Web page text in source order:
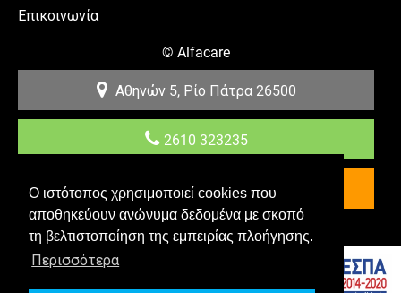
Ο ιστότοπος χρησιμοποιεί cookies που
αποθηκεύουν ανώνυμα δεδομένα με σκοπό
τη βελτιστοποίηση της εμπειρίας πλοήγησης.
Περισσότερα
Επικοινωνία
© Alfacare
Αθηνών 5, Ρίο Πάτρα 26500
2610 323235
Επικοινωνία
Κατασκευή & Προώθηση E-shop YES Internet